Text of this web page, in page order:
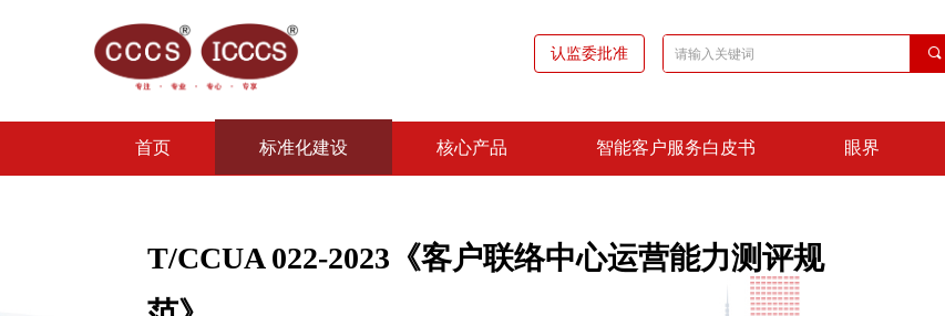
首页 标准化建设 核心产品 智能客户服务白皮书 眼界
认监委批准 끠
T/CCUA 022-2023 《客户联络中心运营能力测评规